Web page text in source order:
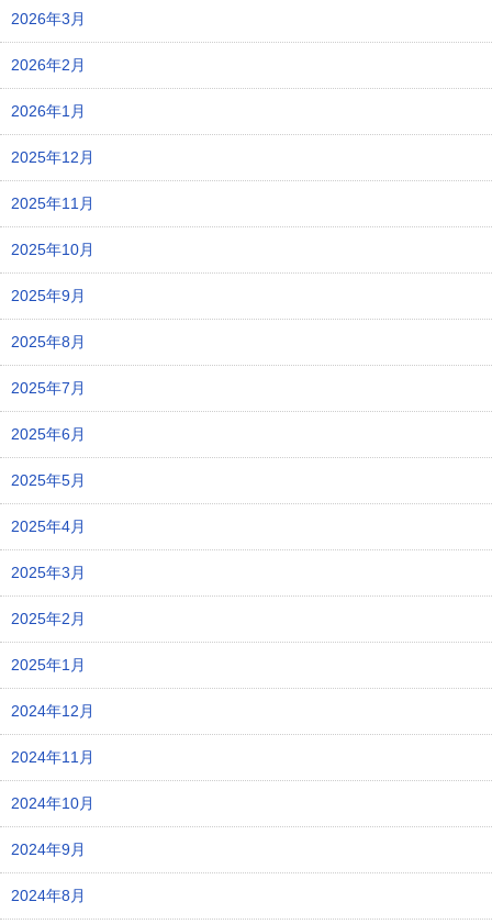
2026年3月
2026年2月
2026年1月
2025年12月
2025年11月
2025年10月
2025年9月
2025年8月
2025年7月
2025年6月
2025年5月
2025年4月
2025年3月
2025年2月
2025年1月
2024年12月
2024年11月
2024年10月
2024年9月
2024年8月